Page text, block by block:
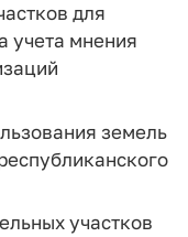
для
учета мнения
земель
участков